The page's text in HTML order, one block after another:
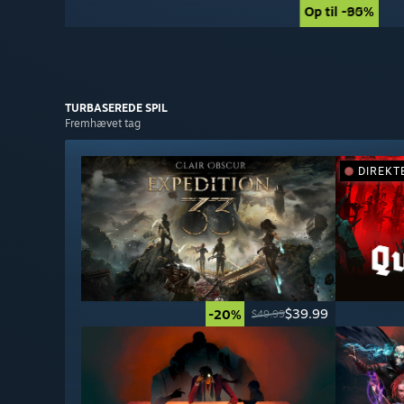
Op til -85%
Op til -90%
TURBASEREDE SPIL
Fremhævet tag
-20% $49.99$39.99